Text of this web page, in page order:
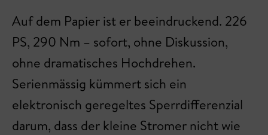
Auf dem Papier ist er beeindruckend. 226
PS, 290 Nm – sofort, ohne Diskussion,
ohne dramatisches Hochdrehen.
Serienmässig kümmert sich ein
elektronisch geregeltes Sperrdifferenzial
darum, dass der kleine Stromer nicht wie